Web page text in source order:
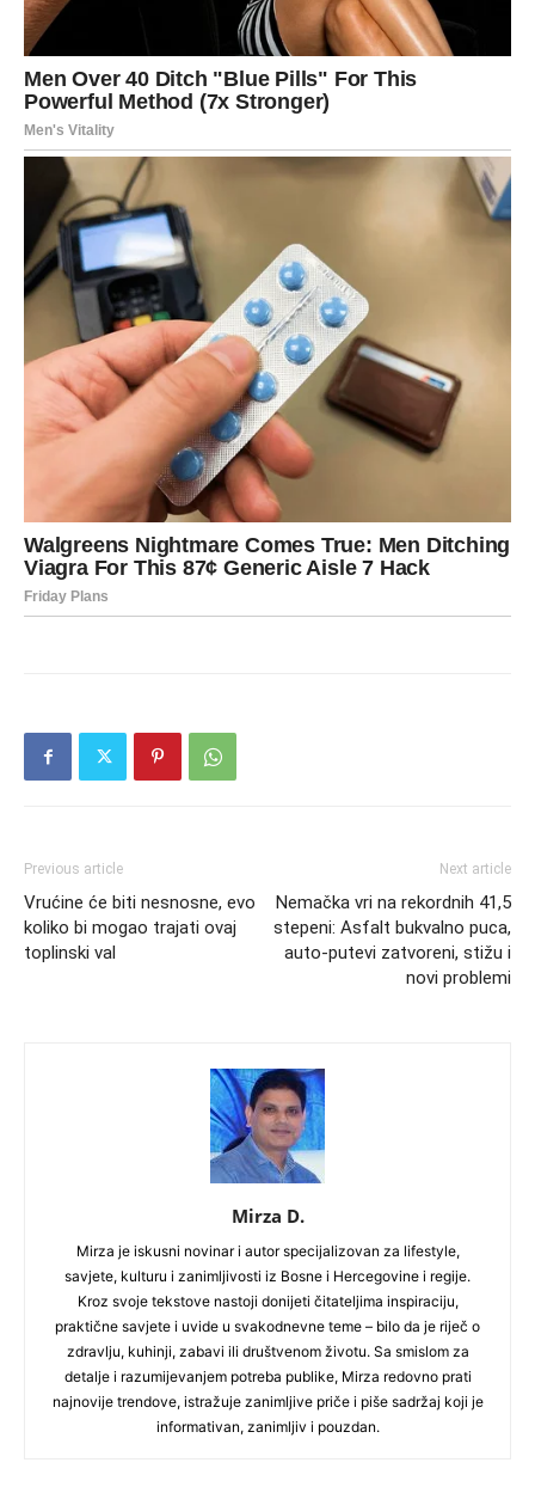
Previous article
Vrućine će biti nesnosne, evo
koliko bi mogao trajati ovaj
toplinski val
Next article
Nemačka vri na rekordnih 41,5
stepeni: Asfalt bukvalno puca,
auto-putevi zatvoreni, stižu i
novi problemi
Mirza D.
Mirza je iskusni novinar i autor specijalizovan za lifestyle,
savjete, kulturu i zanimljivosti iz Bosne i Hercegovine i regije.
Kroz svoje tekstove nastoji donijeti čitateljima inspiraciju,
praktične savjete i uvide u svakodnevne teme – bilo da je riječ o
zdravlju, kuhinji, zabavi ili društvenom životu. Sa smislom za
detalje i razumijevanjem potreba publike, Mirza redovno prati
najnovije trendove, istražuje zanimljive priče i piše sadržaj koji je
informativan, zanimljiv i pouzdan.